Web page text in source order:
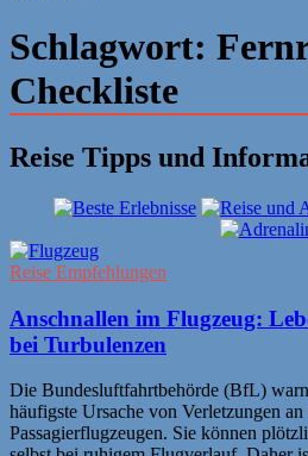
Schlagwort:
Checkliste
Reise Tipps und
Reise Empfehlungen
Anschnallen im Flugzeug:
bei Turbulenzen
Die Bundesluftfahrtbehörde (BfL)
häufigste Ursache von Verletzungen
Passagierflugzeugen. Sie können